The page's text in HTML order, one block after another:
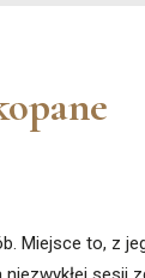
Miejsce to, z